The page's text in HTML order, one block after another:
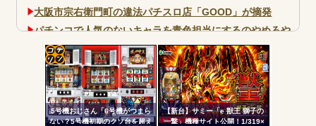
大阪市宗右衛門町の違法パチスロ店「GOOD」が摘発
パチンコで人気のないキャラを青色担当にするのやめろや
ワイ、パチンコ屋店員の目の前で会員カードを握り潰し
「今までありがとう」と...
無職のパチンコカス(22)なんやが、ワイの人生どれくらい
ヤバいか教えて？...
AngelBeats!とかいうクソアニメの思い出ｗｗｗ
5号機おじさん「6号機がつまら
ない？5号機初期のクソ台を超え
【新台】サミー「e 獣王 獅子の
一撃」機種サイト公開！1/319×
コテ
リン
- 固